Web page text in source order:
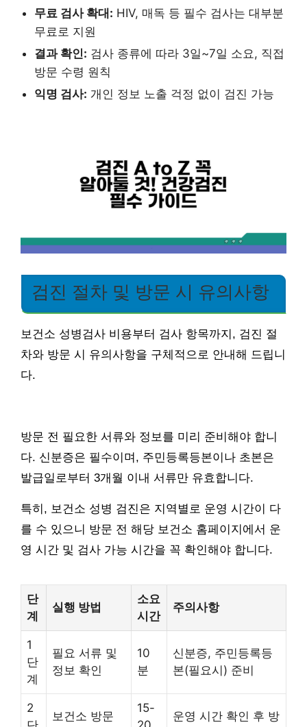
무료 검사 확대: HIV, 매독 등 필수 검사는 대부분
무료로 지원
결과 확인: 검사 종류에 따라 3일~7일 소요, 직접
방문 수령 원칙
익명 검사: 개인 정보 노출 걱정 없이 검진 가능
검진 절차 및 방문 시 유의사항
보건소 성병검사 비용부터 검사 항목까지, 검진 절
차와 방문 시 유의사항을 구체적으로 안내해 드립니
다.
방문 전 필요한 서류와 정보를 미리 준비해야 합니
다. 신분증은 필수이며, 주민등록등본이나 초본은
발급일로부터 3개월 이내 서류만 유효합니다.
특히, 보건소 성병 검진은 지역별로 운영 시간이 다
를 수 있으니 방문 전 해당 보건소 홈페이지에서 운
영 시간 및 검사 가능 시간을 꼭 확인해야 합니다.
단
계
실행 방법
소요
시간
주의사항
1
단
계
필요 서류 및
정보 확인
10
분
신분증, 주민등록등
본(필요시) 준비
2
보건소 방문
15-
운영 시간 확인 후 방